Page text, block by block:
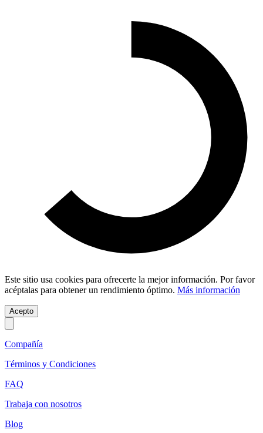
Este sitio usa cookies para ofrecerte la mejor información. Por favor
acéptalas para obtener un rendimiento óptimo. Más información
Acepto
Compañía
Términos y Condiciones
FAQ
Trabaja con nosotros
Blog